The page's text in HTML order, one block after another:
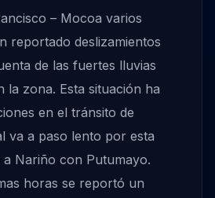
– Mocoa varios
reportado deslizamientos
de las fuertes lluvias
la zona. Esta situación ha
en el tránsito de
va a paso lento por esta
Nariño con Putumayo.
horas se reportó un